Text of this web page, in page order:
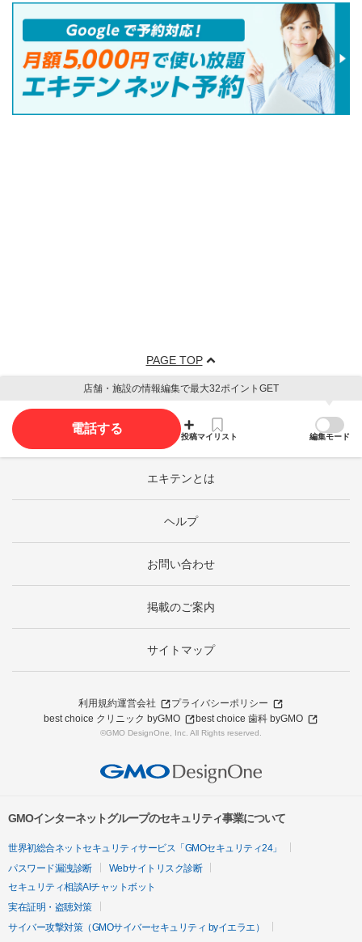
PAGE TOP
店舗・施設の情報編集で最大32ポイントGET
電話する
投稿マイリスト 編集モード
エキテンとは
ヘルプ
お問い合わせ
掲載のご案内
サイトマップ
利用規約運営会社
プライバシーポリシー
best choice クリニック byGMO
best choice 歯科 byGMO
©GMO DesignOne, Inc. All Rights reserved.
GMOインターネットグループのセキュリティ事業について
世界初総合ネットセキュリティサービス「GMOセキュリティ24」
パスワード漏洩診断
Webサイトリスク診断
セキュリティ相談AIチャットボット
実在証明・盗聴対策
サイバー攻撃対策（GMOサイバーセキュリティ byイエラエ）